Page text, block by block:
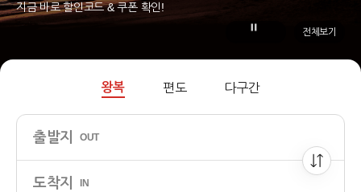
지금 바로 할인코드 & 쿠폰 확인!
전체보기
왕복 편도 다구간
출발지 OUT
도착지 IN